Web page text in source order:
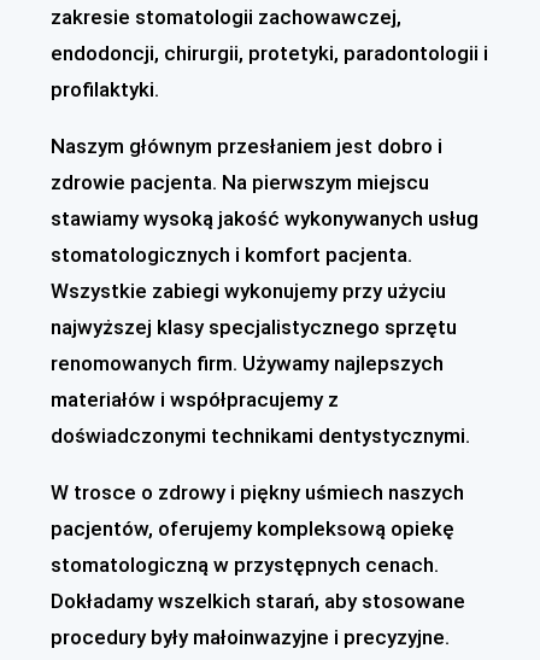
zakresie stomatologii zachowawczej,
endodoncji, chirurgii, protetyki, paradontologii i
profilaktyki.
Naszym głównym przesłaniem jest dobro i
zdrowie pacjenta. Na pierwszym miejscu
stawiamy wysoką jakość wykonywanych usług
stomatologicznych i komfort pacjenta.
Wszystkie zabiegi wykonujemy przy użyciu
najwyższej klasy specjalistycznego sprzętu
renomowanych firm. Używamy najlepszych
materiałów i współpracujemy z
doświadczonymi technikami dentystycznymi.
W trosce o zdrowy i piękny uśmiech naszych
pacjentów, oferujemy kompleksową opiekę
stomatologiczną w przystępnych cenach.
Dokładamy wszelkich starań, aby stosowane
procedury były małoinwazyjne i precyzyjne.